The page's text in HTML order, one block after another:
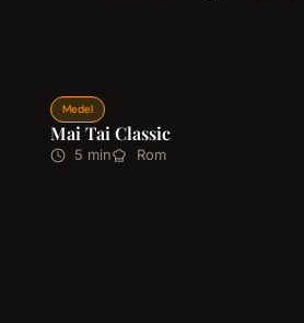
Medel
Mai Tai Classic
5 min Rom